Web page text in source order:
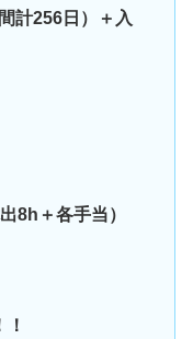
計256日）＋入
8h＋各手当）